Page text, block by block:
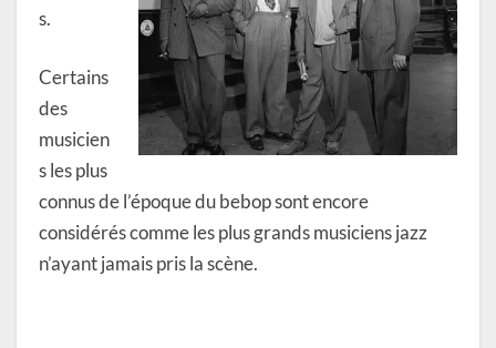
s.
Certains
des
musicien
s les plus
connus de l’époque du bebop sont encore
considérés comme les plus grands musiciens jazz
n’ayant jamais pris la scène.